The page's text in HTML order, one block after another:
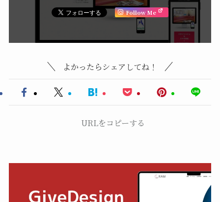
Follow Me
よかったらシェアしてね！
URLをコピーする